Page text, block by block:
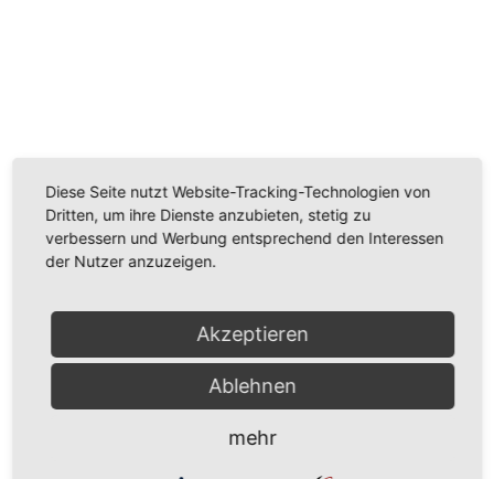
Videoinhalte einzubetten. Dieser Service kann Daten
zu Ihren Aktivitäten sammeln. Bitte lesen Sie die Details
durch und stimmen Sie der Nutzung des Service zu,
um dieses Video anzusehen.
Mehr Informationen
Powered byUsercentrics Consent Management
Platform
Diese Seite nutzt Website-Tracking-Technologien von
Dritten, um ihre Dienste anzubieten, stetig zu
verbessern und Werbung entsprechend den Interessen
der Nutzer anzuzeigen.
Akzeptieren
Ablehnen
mehr